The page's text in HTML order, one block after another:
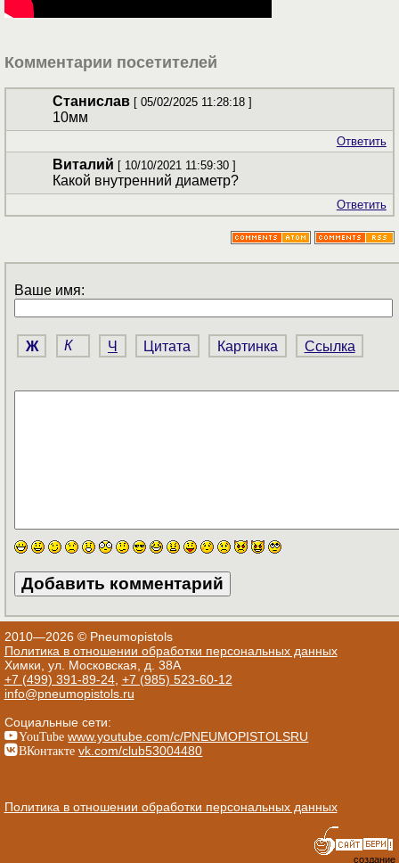
Комментарии посетителей
Станислав [ 05/02/2025 11:28:18 ]
10мм
Ответить
Виталий [ 10/10/2021 11:59:30 ]
Какой внутренний диаметр?
Ответить
Ваше имя:
Ж К Ч Цитата Картинка Ссылка
2010—2026 © Pneumopistols
Политика в отношении обработки персональных данных
Химки, ул. Московская, д. 38А
+7 (499) 391-89-24, +7 (985) 523-60-12
info@pneumopistols.ru
Социальные сети:
YouTube www.youtube.com/c/PNEUMOPISTOLSRU
ВКонтакте vk.com/club53004480
Политика в отношении обработки персональных данных
создание